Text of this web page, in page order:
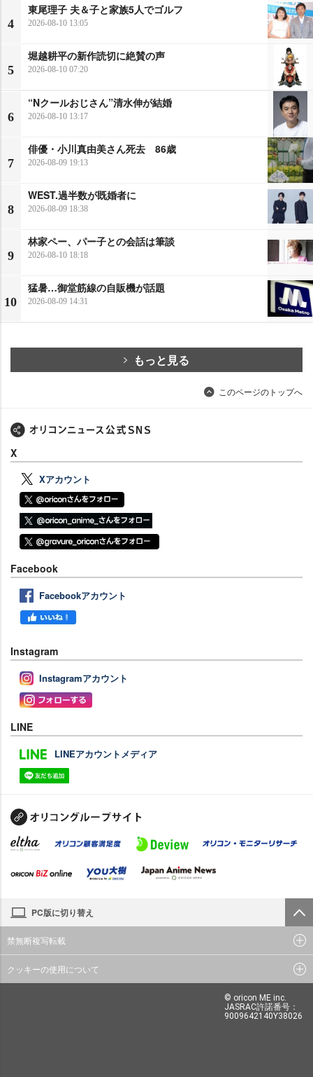
4
東尾理子 夫＆子と家族5人でゴルフ
2026-08-10 13:05
5
堀越耕平の新作読切に絶賛の声
2026-08-10 07:20
6
“Nクールおじさん”清水伸が結婚
2026-08-10 13:17
7
俳優・小川真由美さん死去 86歳
2026-08-09 19:13
8
WEST.過半数が既婚者に
2026-08-09 18:38
9
林家ペー、パー子との会話は筆談
2026-08-10 18:18
10
猛暑…御堂筋線の自販機が話題
2026-08-09 14:31
もっと見る
このページのトップへ
X
Xアカウント
Facebook
Facebookアカウント
Instagram
Instagramアカウント
LINE
LINEアカウントメディア
PC版に切り替え
禁無断複写転載
クッキーの使用について
© oricon ME inc.
JASRAC許諾番号：
9009642140Y38026